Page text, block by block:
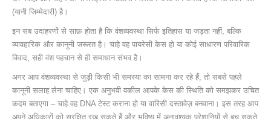
(यानी जिम्मेदारी) है।
इन सब उदाहरणों से साफ़ होता है कि वंशव्यवस्था सिर्फ इतिहास या जड़ता नहीं, बल्कि
व्यावहारिक और कानूनी जरूरत है। चाहे वह पायरेसी केस हो या कोई साधारण परिवारिक
विवाद, सही वंश पहचान से ही समाधान संभव है।
अगर आप वंशव्यवस्था से जुड़ी किसी भी समस्या का सामना कर रहे हैं, तो सबसे पहले
कानूनी सलाह लेना चाहिए। एक अनुभवी वकील आपके केस की स्थिति को समझकर उचित
कदम बताएगा – चाहे वह DNA टेस्ट कराना हो या वारिसी दस्तावेज़ बनवाना। इस तरह आप
अपने अधिकारों को सुरक्षित रख सकते हैं और भविष्य में अनावश्यक परेशानियों से बच सकते